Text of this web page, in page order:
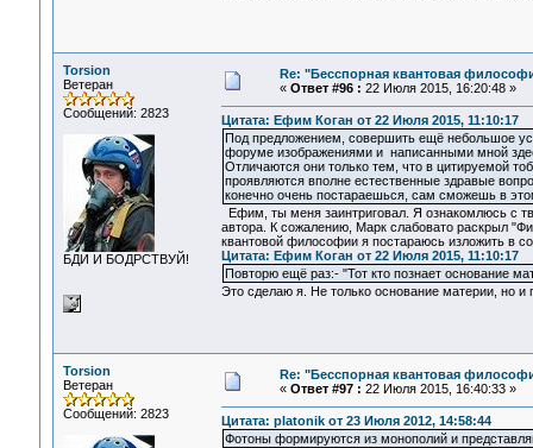
Torsion
Ветеран
Сообщений: 2823
БДИ И БОДРСТВУЙ!
Re: "Бесспорная квантовая
« Ответ #96 : 22 Июля 2015, 16:20:48 »
Цитата: Ефим Коган от 22 Июля 2015, 11:10:17
Под предложением, совершить ещё небольшое
форуме изображениями и написанными мной
Отличаются они только тем, что в цитируемой
проявляются вполне естественные здравые
конечно очень постараешься, сам сможешь в
Ефим, ты меня заинтриговал. Я ознакомлюсь с
автора. К сожалению, Марк слабовато раскрыл
квантовой философии я постараюсь изложить в
Цитата: Ефим Коган от 22 Июля 2015, 11:10:17
Повторю ещё раз:- "Тот кто познает основание
Это сделаю я. Не только основание материи, но и
Torsion
Ветеран
Сообщений: 2823
Re: "Бесспорная квантовая
« Ответ #97 : 22 Июля 2015, 16:40:33 »
Цитата: platonik от 23 Июля 2012, 14:58:44
Фотоны формируются из монополий и